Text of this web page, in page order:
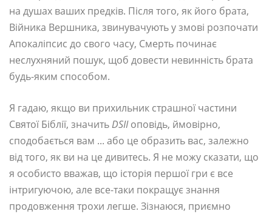
на душах ваших предків. Після того, як його брата,
Війника Вершника, звинувачують у змові розпочати
Апокаліпсис до свого часу, Смерть починає
неслухняний пошук, щоб довести невинність брата
будь-яким способом.
Я гадаю, якщо ви прихильник страшної частини
Святої Біблії, значитьDSIIоповідь, ймовірно,
сподобається вам ... або це образить вас, залежно
від того, як ви на це дивитесь. Я не можу сказати, що
я особисто вважав, що історія першої гри є все
інтригуючою, але все-таки покращує знання
продовження трохи легше. Зізнаюся, приємно